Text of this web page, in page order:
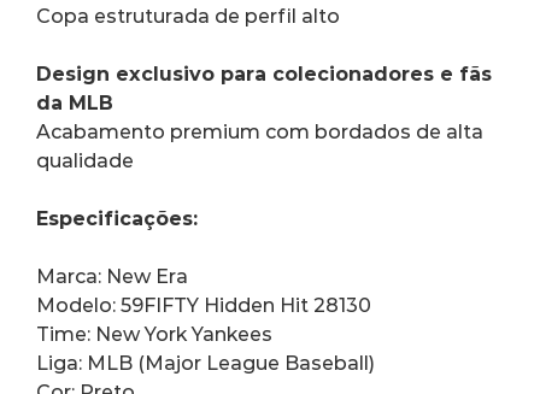
Copa estruturada de perfil alto
Design exclusivo para colecionadores e fãs
da MLB
Acabamento premium com bordados de alta
qualidade
Especificações:
Marca: New Era
Modelo: 59FIFTY Hidden Hit 28130
Time: New York Yankees
Liga: MLB (Major League Baseball)